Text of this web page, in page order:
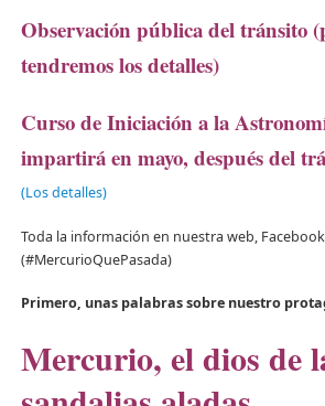
Observación pública del tránsito
tendremos los detalles)
Curso de Iniciación a la
impartirá en mayo, después del
(Los detalles)
Toda la información en nuestra web,
(#MercurioQuePasada)
Primero, unas palabras sobre nuestro
Mercurio, el dios de